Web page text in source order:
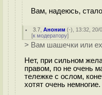
Вам, надеюсь,
3.7 ,Аноним (-), 13:32, 20/
[к модератору]
> Вам шашечки или
Нет, при сильном
правом, по не очень
тележке с ослом,
хотят очень немногие.